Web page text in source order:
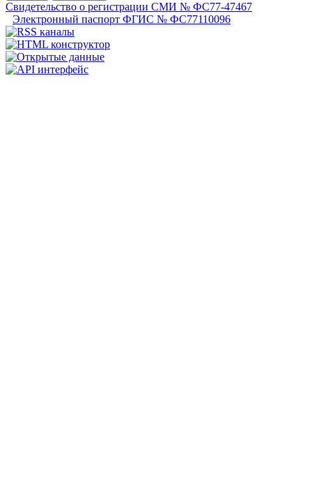
Свидетельство о регистрации СМИ № ФС77-47467
Электронный паспорт ФГИС № ФС77110096